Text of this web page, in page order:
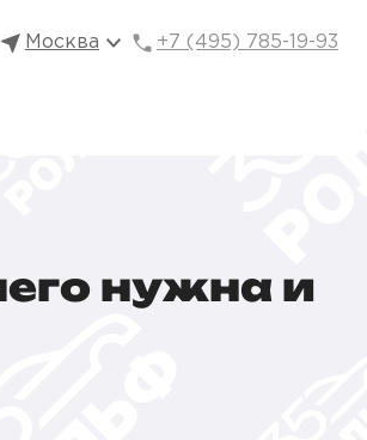
Москва +7 (495) 785-19-93
нужна и